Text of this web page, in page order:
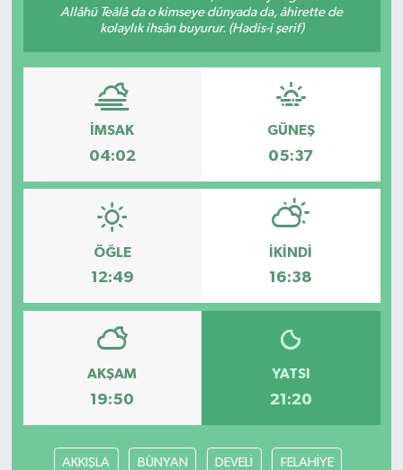
Allâhü Teâlâ da o kimseye dünyada da, âhirette de
kolaylık ihsân buyurur. (Hadis-i şerif)
İMSAK
04:02
GÜNEŞ
05:37
ÖĞLE
12:49
İKINDI
16:38
AKŞAM
19:50
YATSI
21:20
AKKIŞLA BÜNYAN DEVELİ FELAHİYE
Devrek
ÇEVRE
DUNYA
Düzce
Eğitim
Ekonomi
Genel
Gökçebey